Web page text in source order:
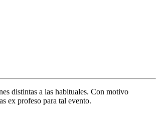
distintas a las habituales. Con motivo
ex profeso para tal evento.